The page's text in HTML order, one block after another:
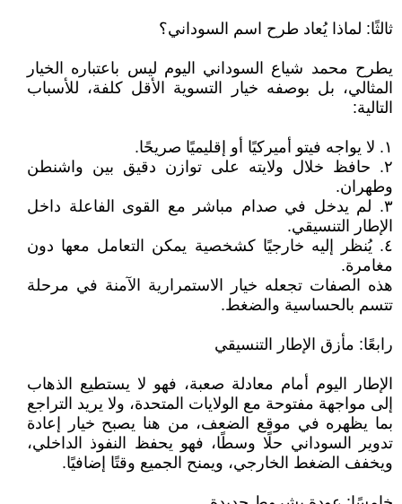
ثالثًا: لماذا يُعاد طرح اسم السوداني؟
يطرح محمد شياع السوداني اليوم ليس باعتباره الخيار
المثالي، بل بوصفه خيار التسوية الأقل كلفة، للأسباب
التالية:
١. لا يواجه فيتو أميركيًا أو إقليميًا صريحًا.
٢. حافظ خلال ولايته على توازن دقيق بين واشنطن
وطهران.
٣. لم يدخل في صدام مباشر مع القوى الفاعلة داخل
الإطار التنسيقي.
٤. يُنظر إليه خارجيًا كشخصية يمكن التعامل معها دون
مغامرة.
هذه الصفات تجعله خيار الاستمرارية الآمنة في مرحلة
تتسم بالحساسية والضغط.
رابعًا: مأزق الإطار التنسيقي
الإطار اليوم أمام معادلة صعبة، فهو لا يستطيع الذهاب
إلى مواجهة مفتوحة مع الولايات المتحدة، ولا يريد التراجع
بما يظهره في موقع الضعف، من هنا يصبح خيار إعادة
تدوير السوداني حلًا وسطًا، فهو يحفظ النفوذ الداخلي،
ويخفف الضغط الخارجي، ويمنح الجميع وقتًا إضافيًا.